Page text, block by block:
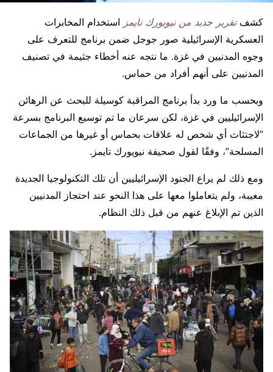
كشفتقرير جديد من نيويورك تايمز استخدام المخابرات
العسكرية الإسرائيلية صور جوجل ضمن برنامج للتعرف على
وجوه المدنيين في غزة. ما نتجه عنه أخطاء جثيمة في تصنيف
المدنيين على أنهم أفراد من حماس.
وبحسب ما ورد بدأ برنامج المراقبة كوسيلة للبحث عن الرهائن
الإسرائيليين في غزة، لكن سرعان ما تم توسيع البرنامج بسرعة
“لاجتثاث أي شخص له علاقات بحماس أو غيرها من الجماعات
المسلحة”، وفقًا لقول صحيفة نيويورك تايمز.
ومع ذلك لم يراع الجنود الإسرائيليين أن تلك التكنولوجيا الجديدة
معيبة، ولم يتعاملوا معها على هذا النحو عند احتجاز المدنيين
الذين تم الإبلاغ عنهم من قبل ذلك النظام.